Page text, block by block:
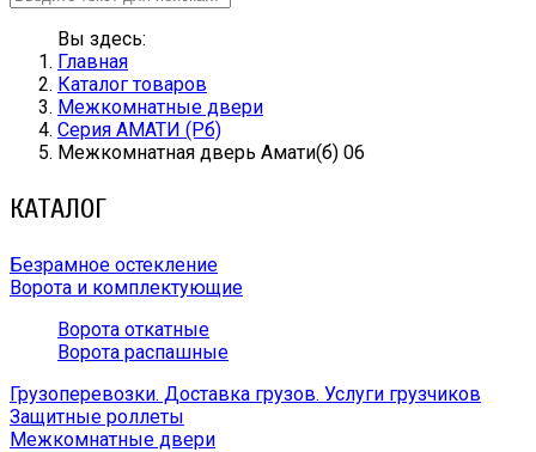
Вы здесь:
Главная
Каталог товаров
Межкомнатные двери
Серия АМАТИ (Рб)
Межкомнатная дверь Амати(б) 06
КАТАЛОГ
Безрамное остекление
Ворота и комплектующие
Ворота откатные
Ворота распашные
Грузоперевозки. Доставка грузов. Услуги грузчиков
Защитные роллеты
Межкомнатные двери